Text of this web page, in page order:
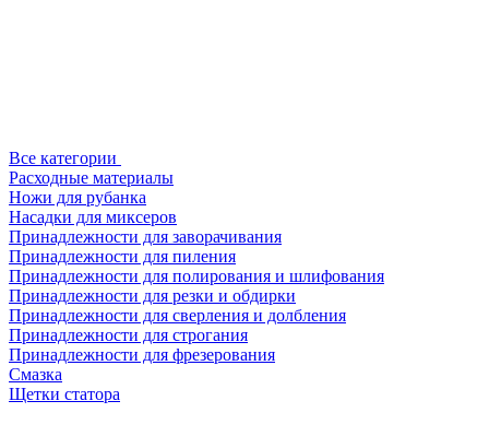
Все категории
Расходные материалы
Ножи для рубанка
Насадки для миксеров
Принадлежности для заворачивания
Принадлежности для пиления
Принадлежности для полирования и шлифования
Принадлежности для резки и обдирки
Принадлежности для сверления и долбления
Принадлежности для строгания
Принадлежности для фрезерования
Смазка
Щетки статора